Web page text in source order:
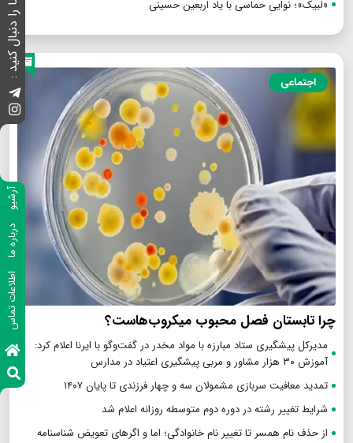
ما را دنبال کنید :
آرشیو
درباره ما
اطلاعات تماس
«لبیک»؛ نوایی حماسی با یاد اربعین حسینی
اجتماعی
چرا تابستان فصل محبوب میکروب‌هاست؟
مدیرکل پیشگیری ستاد مبارزه با مواد مخدر در گفت‌وگو با ایرنا اعلام کرد:
آموزش ۳۰ هزار مشاور و مربی پیشگیری اعتیاد در مدارس
تمدید معافیت سربازی مشمولان سه و چهار فرزندی تا پایان ۱۴۰۷
شرایط تغییر رشته در دوره دوم متوسطه روزانه اعلام شد
از حذف نام همسر تا تغییر نام خانوادگی؛ اما و اگرهای تعویض شناسنامه